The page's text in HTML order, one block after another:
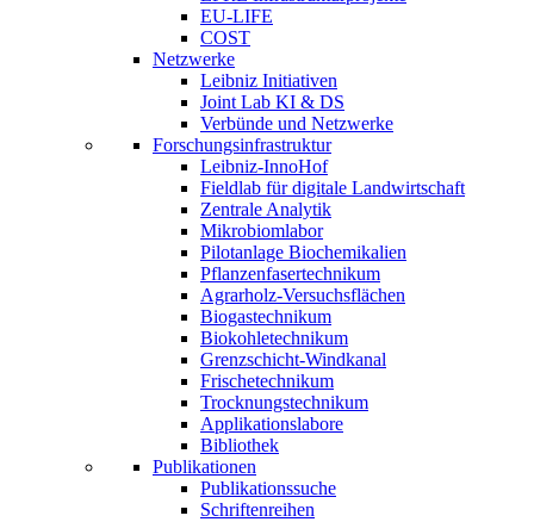
EU-LIFE
COST
Netzwerke
Leibniz Initiativen
Joint Lab KI & DS
Verbünde und Netzwerke
Forschungsinfrastruktur
Leibniz-InnoHof
Fieldlab für digitale Landwirtschaft
Zentrale Analytik
Mikrobiomlabor
Pilotanlage Biochemikalien
Pflanzenfasertechnikum
Agrarholz-Versuchsflächen
Biogastechnikum
Biokohletechnikum
Grenzschicht-Windkanal
Frischetechnikum
Trocknungstechnikum
Applikationslabore
Bibliothek
Publikationen
Publikationssuche
Schriftenreihen